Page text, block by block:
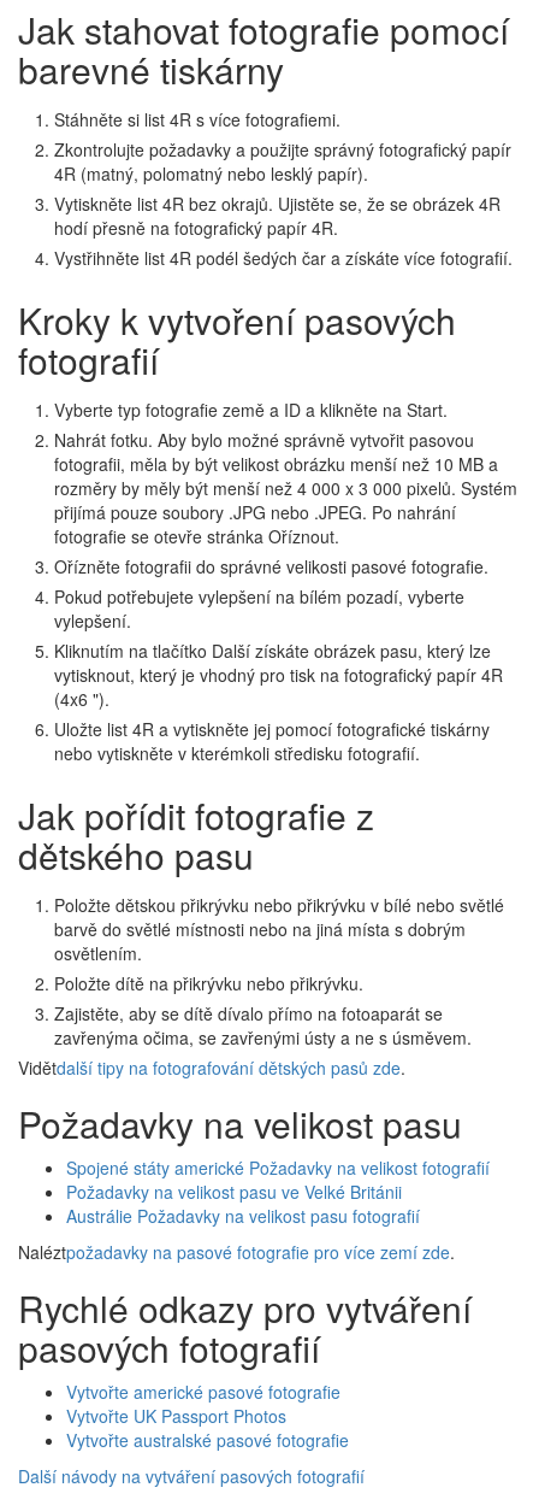
Jak stahovat fotografie pomocí
barevné tiskárny
Stáhněte si list 4R s více fotografiemi.
Zkontrolujte požadavky a použijte správný fotografický papír
4R (matný, polomatný nebo lesklý papír).
Vytiskněte list 4R bez okrajů. Ujistěte se, že se obrázek 4R
hodí přesně na fotografický papír 4R.
Vystřihněte list 4R podél šedých čar a získáte více fotografií.
Kroky k vytvoření pasových
fotografií
Vyberte typ fotografie země a ID a klikněte na Start.
Nahrát fotku. Aby bylo možné správně vytvořit pasovou
fotografii, měla by být velikost obrázku menší než 10 MB a
rozměry by měly být menší než 4 000 x 3 000 pixelů. Systém
přijímá pouze soubory .JPG nebo .JPEG. Po nahrání
fotografie se otevře stránka Oříznout.
Ořízněte fotografii do správné velikosti pasové fotografie.
Pokud potřebujete vylepšení na bílém pozadí, vyberte
vylepšení.
Kliknutím na tlačítko Další získáte obrázek pasu, který lze
vytisknout, který je vhodný pro tisk na fotografický papír 4R
(4x6 ").
Uložte list 4R a vytiskněte jej pomocí fotografické tiskárny
nebo vytiskněte v kterémkoli středisku fotografií.
Jak pořídit fotografie z
dětského pasu
Položte dětskou přikrývku nebo přikrývku v bílé nebo světlé
barvě do světlé místnosti nebo na jiná místa s dobrým
osvětlením.
Položte dítě na přikrývku nebo přikrývku.
Zajistěte, aby se dítě dívalo přímo na fotoaparát se
zavřenýma očima, se zavřenými ústy a ne s úsměvem.
Vidětdalší tipy na fotografování dětských pasů zde.
Požadavky na velikost pasu
Spojené státy americké Požadavky na velikost fotografií
Požadavky na velikost pasu ve Velké Británii
Austrálie Požadavky na velikost pasu fotografií
Naléztpožadavky na pasové fotografie pro více zemí zde.
Rychlé odkazy pro vytváření
pasových fotografií
Vytvořte americké pasové fotografie
Vytvořte UK Passport Photos
Vytvořte australské pasové fotografie
Další návody na vytváření pasových fotografií